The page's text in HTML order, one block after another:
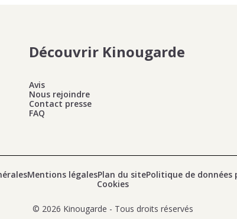
Découvrir Kinougarde
Avis
Nous rejoindre
Contact presse
FAQ
Mentions légalesPlan du sitePolitique de données
Cookies
© 2026 Kinougarde - Tous droits réservés